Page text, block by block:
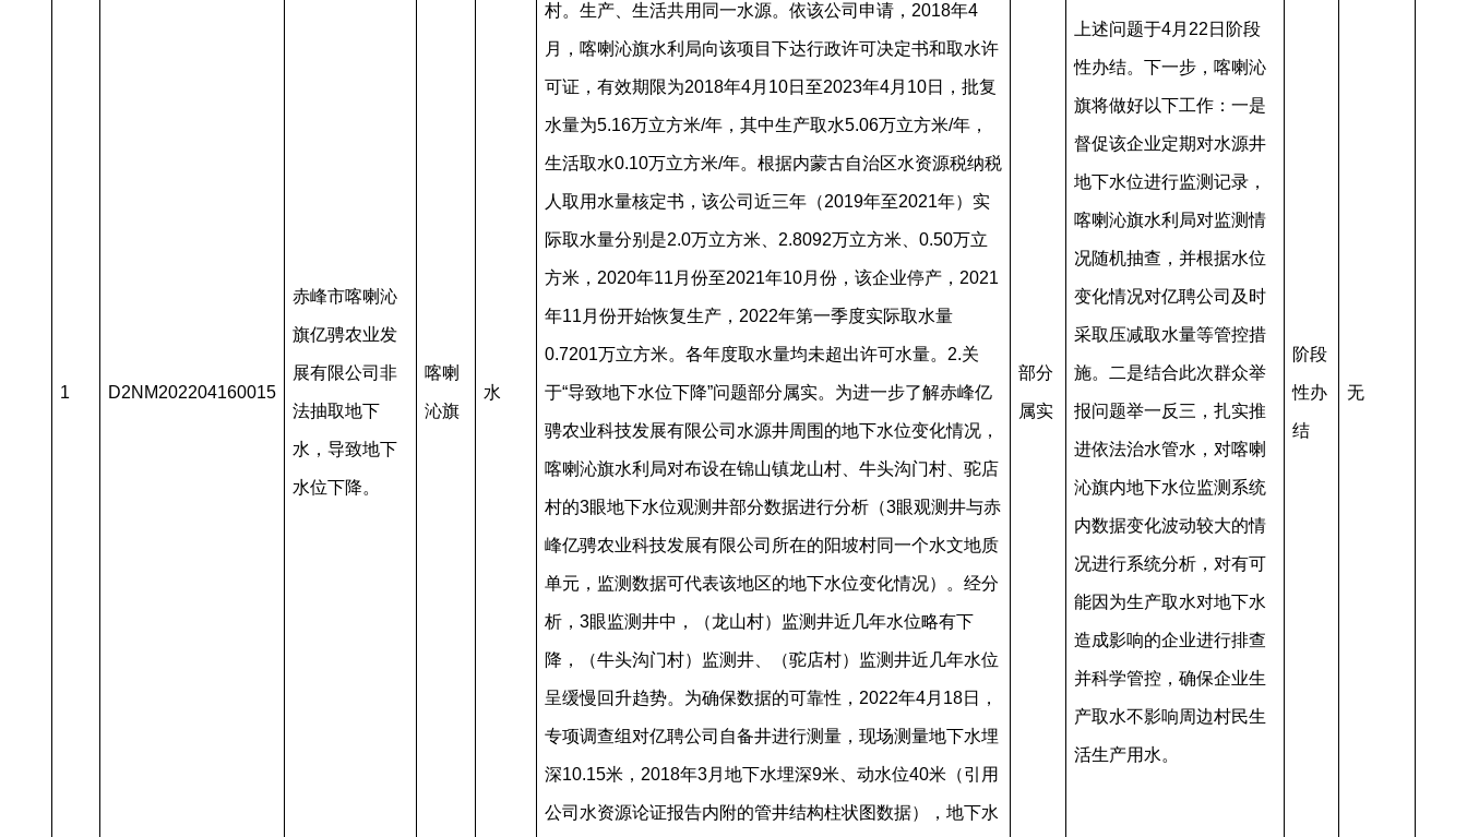
1 D2NM202204160015
赤峰市喀喇沁
旗亿骋农业发
展有限公司非
法抽取地下
水，导致地下
水位下降。
喀喇
沁旗
水
村。生产、生活共用同一水源。依该公司申请，2018年4
月，喀喇沁旗水利局向该项目下达行政许可决定书和取水许
可证，有效期限为2018年4月10日至2023年4月10日，批复
水量为5.16万立方米/年，其中生产取水5.06万立方米/年，
生活取水0.10万立方米/年。根据内蒙古自治区水资源税纳税
人取用水量核定书，该公司近三年（2019年至2021年）实
际取水量分别是2.0万立方米、2.8092万立方米、0.50万立
方米，2020年11月份至2021年10月份，该企业停产，2021
年11月份开始恢复生产，2022年第一季度实际取水量
0.7201万立方米。各年度取水量均未超出许可水量。 2.关
于“导致地下水位下降”问题部分属实。为进一步了解赤峰亿
骋农业科技发展有限公司水源井周围的地下水位变化情况，
喀喇沁旗水利局对布设在锦山镇龙山村、牛头沟门村、驼店
村的3眼地下水位观测井部分数据进行分析（3眼观测井与赤
峰亿骋农业科技发展有限公司所在的阳坡村同一个水文地质
单元，监测数据可代表该地区的地下水位变化情况）。经分
析，3眼监测井中，（龙山村）监测井近几年水位略有下
降，（牛头沟门村）监测井、（驼店村）监测井近几年水位
呈缓慢回升趋势。为确保数据的可靠性，2022年4月18日，
专项调查组对亿聘公司自备井进行测量，现场测量地下水埋
深10.15米，2018年3月地下水埋深9米、动水位40米（引用
公司水资源论证报告内附的管井结构柱状图数据），地下水
部分
属实
上述问题于4月22日阶段
性办结。下一步，喀喇沁
旗将做好以下工作：一是
督促该企业定期对水源井
地下水位进行监测记录，
喀喇沁旗水利局对监测情
况随机抽查，并根据水位
变化情况对亿聘公司及时
采取压减取水量等管控措
施。二是结合此次群众举
报问题举一反三，扎实推
进依法治水管水，对喀喇
沁旗内地下水位监测系统
内数据变化波动较大的情
况进行系统分析，对有可
能因为生产取水对地下水
造成影响的企业进行排查
并科学管控，确保企业生
产取水不影响周边村民生
活生产用水。
阶段
性办
结
无